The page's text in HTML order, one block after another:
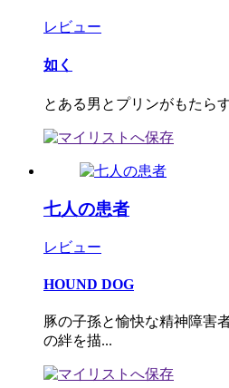
レビュー
如く
とある男とプリンがもた
七人の患者
レビュー
HOUND DOG
豚の子孫と愉快な精神障害
の絆を描...